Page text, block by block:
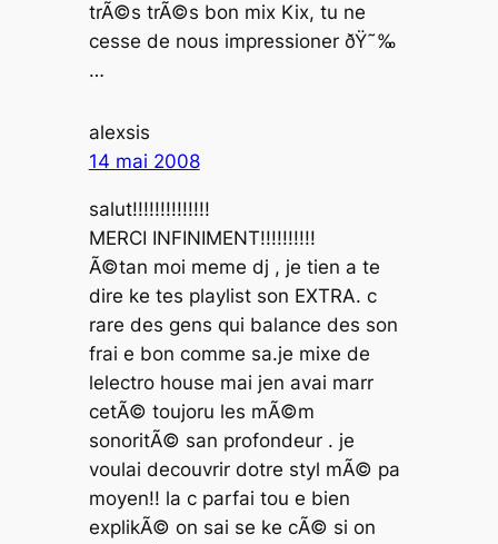
trÃ©s trÃ©s bon mix Kix, tu ne
cesse de nous impressioner ðŸ˜‰
…
alexsis
14 mai 2008
salut!!!!!!!!!!!!!!
MERCI INFINIMENT!!!!!!!!!!
Ã©tan moi meme dj , je tien a te
dire ke tes playlist son EXTRA. c
rare des gens qui balance des son
frai e bon comme sa.je mixe de
lelectro house mai jen avai marr
cetÃ© toujoru les mÃ©m
sonoritÃ© san profondeur . je
voulai decouvrir dotre styl mÃ© pa
moyen!! la c parfai tou e bien
explikÃ© on sai se ke cÃ© si on